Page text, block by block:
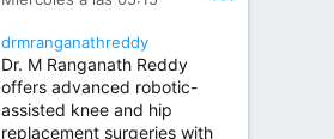
illnesses, nutrition guidance,
and preventive healthcare in
a child-friendly environment.
drmranganathreddy
Dr. M Ranganath Reddy
offers advanced robotic-
assisted knee and hip
replacement surgeries with